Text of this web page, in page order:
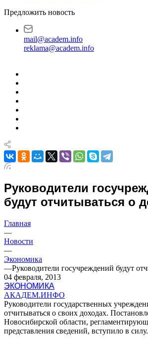
Предложить новость
mail@academ.info
reklama@academ.info
Руководители
будут отчитываться о
Главная
—
Новости
—
Экономика
—Руководители госучреждений будут
04 февраля, 2013
ЭКОНОМИКА
АКАДЕМ.ИНФО
Руководители государственных
отчитываться о своих доходах.
Новосибирской области,
представления сведений, вступило в силу.